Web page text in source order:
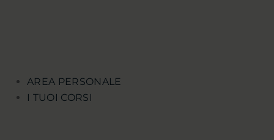
AREA PERSONALE
I TUOI CORSI